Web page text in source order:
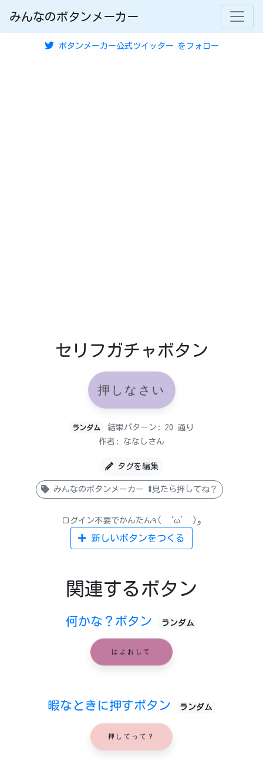
みんなのボタンメーカー
ボタンメーカー公式ツイッター をフォロー
セリフガチャボタン
押しなさい
ランダム
結果パターン: 20 通り
作者: ななしさん
タグを編集
みんなのボタンメーカー #見たら押してね？
ログイン不要でかんたん٩( ‘ω’ )و
新しいボタンをつくる
関連するボタン
何かな？ボタン ランダム
はよおして
暇なときに押すボタン ランダム
押してって？